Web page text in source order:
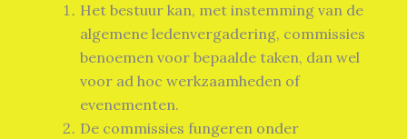
Het bestuur kan, met instemming van de
algemene ledenvergadering, commissies
benoemen voor bepaalde taken, dan wel
voor ad hoc werkzaamheden of
evenementen.
De commissies fungeren onder